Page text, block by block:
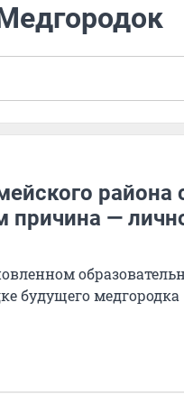
района
причина —
будущего медгородка